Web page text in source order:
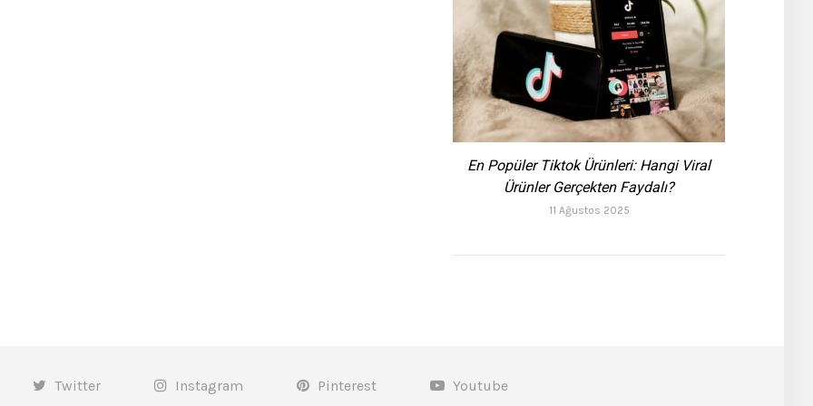
En Popüler Tiktok Ürünleri: Hangi Viral
Ürünler Gerçekten Faydalı?
11 Ağustos 2025
Twitter Instagram Pinterest Youtube